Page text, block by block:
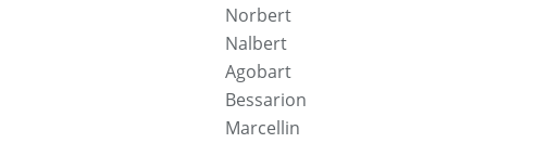
Norbert
Nalbert
Agobart
Bessarion
Marcellin